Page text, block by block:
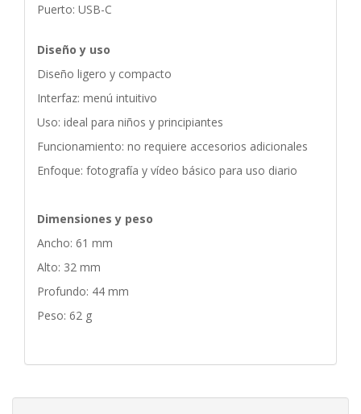
Puerto: USB-C
Diseño y uso
Diseño ligero y compacto
Interfaz: menú intuitivo
Uso: ideal para niños y principiantes
Funcionamiento: no requiere accesorios adicionales
Enfoque: fotografía y vídeo básico para uso diario
Dimensiones y peso
Ancho: 61 mm
Alto: 32 mm
Profundo: 44 mm
Peso: 62 g